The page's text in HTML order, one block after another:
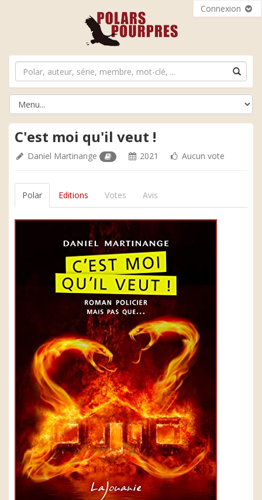
Connexion
C'est moi qu'il veut !
Daniel Martinange 2021 Aucun vote
Polar Editions Votes Avis